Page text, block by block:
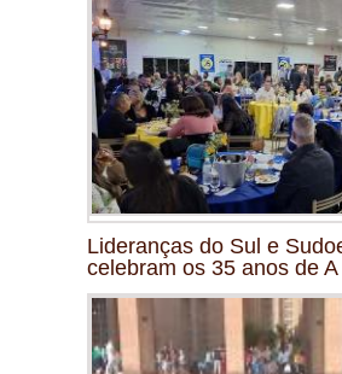
Lideranças do Sul e
celebram os 35 anos de